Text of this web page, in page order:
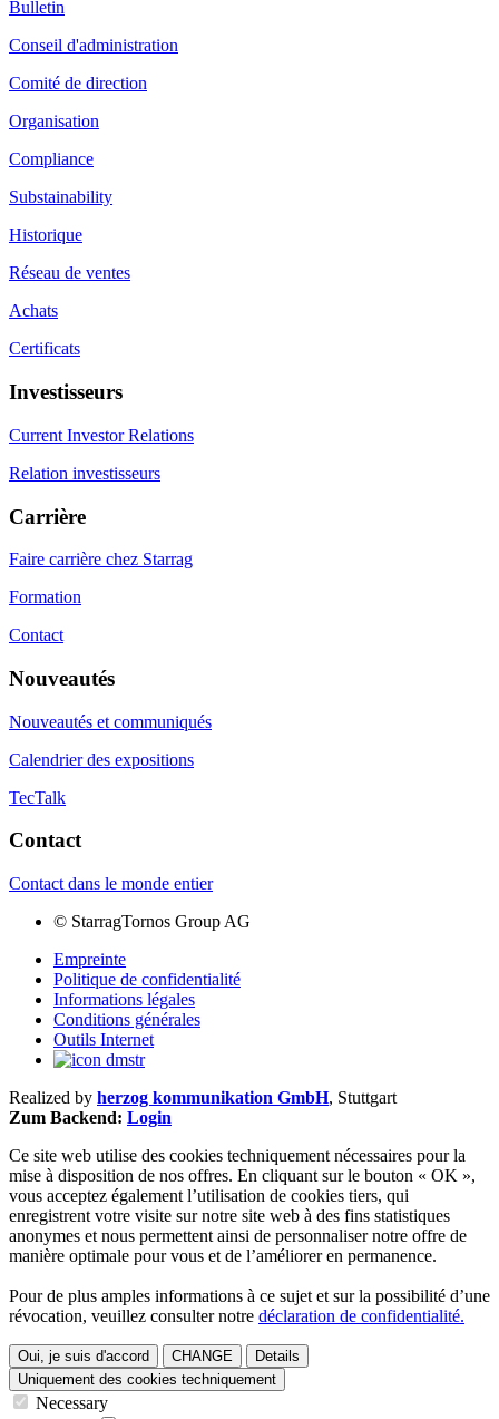
Bulletin
Conseil d'administration
Comité de direction
Organisation
Compliance
Substainability
Historique
Réseau de ventes
Achats
Certificats
Investisseurs
Current Investor Relations
Relation investisseurs
Carrière
Faire carrière chez Starrag
Formation
Contact
Nouveautés
Nouveautés et communiqués
Calendrier des expositions
TecTalk
Contact
Contact dans le monde entier
© StarragTornos Group AG
Empreinte
Politique de confidentialité
Informations légales
Conditions générales
Outils Internet
Realized by herzog kommunikation GmbH, Stuttgart
Zum Backend: Login
Ce site web utilise des cookies techniquement nécessaires pour la
mise à disposition de nos offres. En cliquant sur le bouton « OK »,
vous acceptez également l’utilisation de cookies tiers, qui
enregistrent votre visite sur notre site web à des fins statistiques
anonymes et nous permettent ainsi de personnaliser notre offre de
manière optimale pour vous et de l’améliorer en permanence.
Pour de plus amples informations à ce sujet et sur la possibilité d’une
révocation, veuillez consulter notre déclaration de confidentialité.
Oui, je suis d'accord CHANGE
Details
Uniquement des cookies techniquement
Necessary